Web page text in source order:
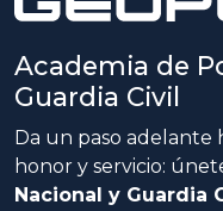
Academia de
Guardia Civil
Da un paso adelante
honor y servicio:
Nacional y Guardia